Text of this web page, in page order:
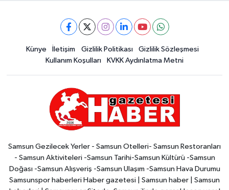
Künye İletişim Gizlilik Politikası
Gizlilik Sözleşmesi
Kullanım Koşulları
KVKK Aydınlatma Metni
Samsun Gezilecek Yerler - Samsun Otelleri- Samsun Restoranları
- Samsun Aktiviteleri -Samsun Tarihi-Samsun Kültürü -Samsun
Doğası -Samsun Alışveriş -Samsun Ulaşım -Samsun Hava Durumu
Samsunspor haberleri Haber gazetesi | Samsun haber | Samsun